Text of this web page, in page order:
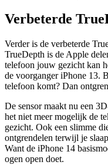
Verbeterde
Verder is de verbeterde
TrueDepth is de Apple
telefoon jouw gezicht kan
de voorganger iPhone 13.
telefoon komt? Dan
De sensor maakt nu een
het niet meer mogelijk de
gezicht. Ook een slimme
ontgrendelen terwijl je
Want de iPhone 14
ogen open doet.